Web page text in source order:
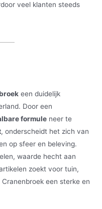
veel klanten steeds
een duidelijk
Door een
formule neer te
, onderscheidt het zich van
op sfeer en beleving.
waarde hecht aan
zoekt voor tuin,
een sterke en